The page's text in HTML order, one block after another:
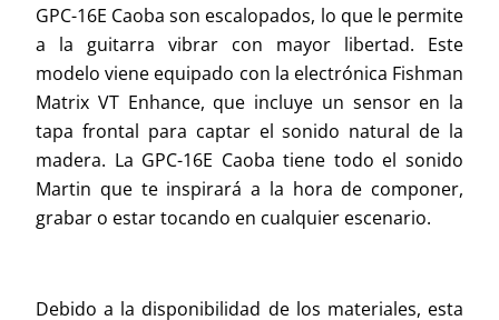
GPC-16E Caoba son escalopados, lo que le permite
a la guitarra vibrar con mayor libertad. Este
modelo viene equipado con la electrónica Fishman
Matrix VT Enhance, que incluye un sensor en la
tapa frontal para captar el sonido natural de la
madera. La GPC-16E Caoba tiene todo el sonido
Martin que te inspirará a la hora de componer,
grabar o estar tocando en cualquier escenario.
Debido a la disponibilidad de los materiales, esta